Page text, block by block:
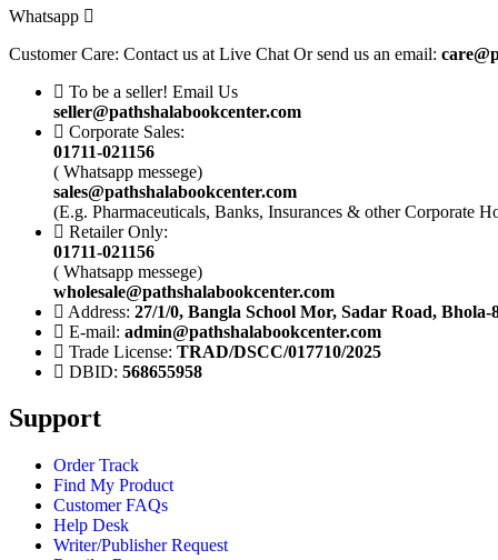
Whatsapp
Customer Care: Contact us at Live Chat Or send us an email:
To be a seller! Email Us
seller@pathshalabookcenter.com
Corporate Sales:
01711-021156
( Whatsapp messege)
sales@pathshalabookcenter.com
(E.g. Pharmaceuticals, Banks, Insurances & other Corporate
Retailer Only:
01711-021156
( Whatsapp messege)
wholesale@pathshalabookcenter.com
Address: 27/1/0, Bangla School Mor, Sadar Road, Bhola-
E-mail: admin@pathshalabookcenter.com
Trade License: TRAD/DSCC/017710/2025
DBID: 568655958
Support
Order Track
Find My Product
Customer FAQs
Help Desk
Writer/Publisher Request